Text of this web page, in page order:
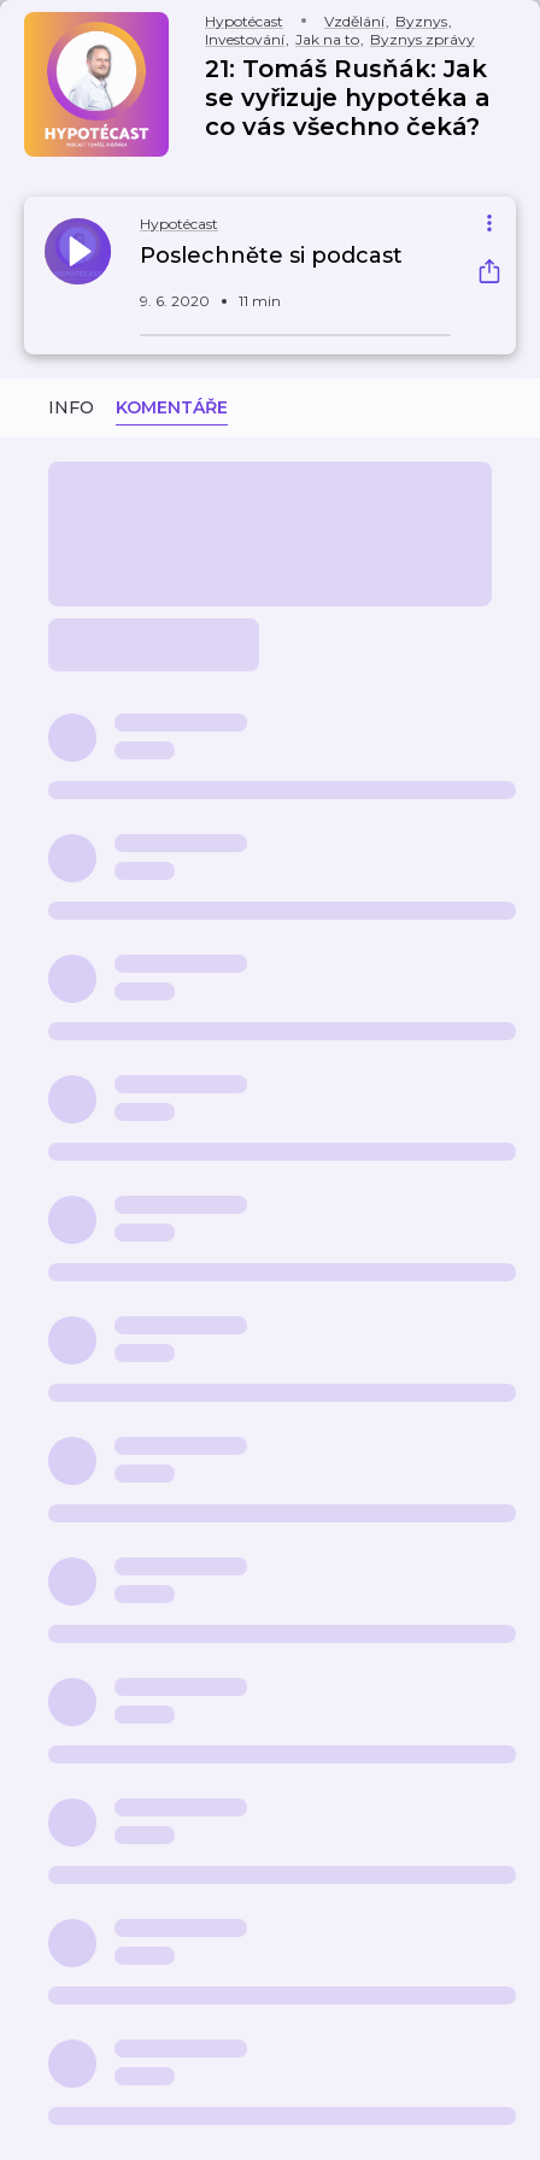
Hypotécast Vzdělání, Byznys,
Investování, Jak na to, Byznys zprávy
21: Tomáš Rusňák: Jak
se vyřizuje hypotéka a
co vás všechno čeká?
Hypotécast
Poslechněte si podcast
9. 6. 2020 11 min
INFO KOMENTÁŘE